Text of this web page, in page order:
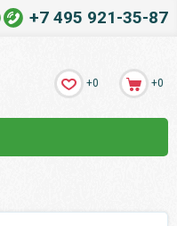
+7 495 921-35-87
+0 +0